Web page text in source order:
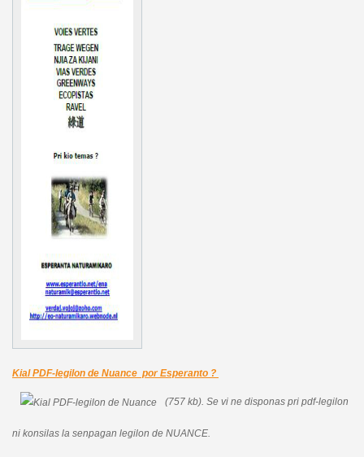
Kial PDF-legilon de Nuance por Esperanto ?
(757 kb). Se vi ne disponas pri pdf-legilon
ni konsilas la senpagan legilon de NUANCE.